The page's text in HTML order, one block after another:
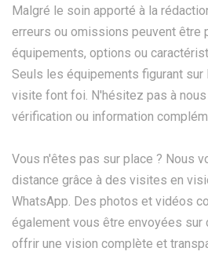
Malgré le soin apporté à la
erreurs ou omissions peuvent être
équipements, options ou
Seuls les équipements figurant
visite font foi. N'hésitez pas à
vérification ou information
Vous n'êtes pas sur place ? Nous
distance grâce à des visites en
WhatsApp. Des photos et vidéos
également vous être envoyées sur
offrir une vision complète et